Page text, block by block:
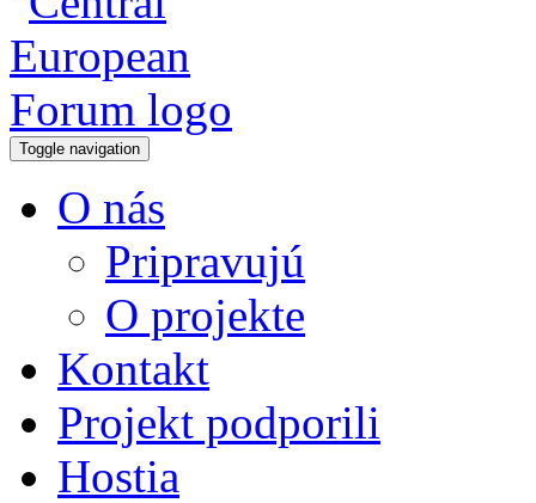
Toggle navigation
O nás
Pripravujú
O projekte
Kontakt
Projekt podporili
Hostia